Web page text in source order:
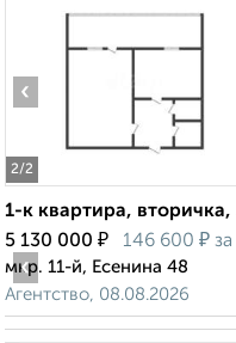
2/2
‹
1-к квартира,
5 130 000 ₽ 146 600 ₽
мкр. 11-й, Есенина 48
Агентство, 08.08.2026
‹